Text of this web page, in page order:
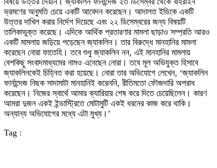
ভ্রমণের অনুমতি চেয়ে একটি আবেদন করেছেন। আদালত ইডিকে একটি
উত্তর দাখিল করার নির্দেশ দিয়েছে এবং ২২ ডিসেম্বরের জন্য বিষয়টি
তালিকাভুক্ত করেছে। এদিকে আর্থিক প্রতারণার মামলা ছাড়াও সম্প্রতি আরও
একটি মামলায় জড়িয়ে পড়েছেন জ্যাকলিন। তার বিরুদ্ধে মানহানির মামলা
করেছেন নোরা ফাতেহি। তবে শুধু জ্যাকলিন নন, এই মানহানির মামলায়
বেশকিছু সংবাদমাধ্যমের নামও এনেছেন নোরা। তবে মূল অভিযুক্ত হিসাবে
জ্যাকলিনকেই চিহ্নিত করা হয়েছে। নোরা তার অভিযোগে লেখেন, ‘জ্যাকলিন
ফার্নান্দেজ নিছক সাদামাটা মানহানিই করেননি, রীতিমতো ফৌজদারি অপরাধ
করেছেন। নিজের স্বার্থে আমার ক্যারিয়ার শেষ করে দিতে চেয়েছিলেন। কারণ
আমরা দুজন একই ইন্ডাস্ট্রিতে মোটামুটি একই ধরনের কাজ করে থাকি।
অন্যান্য অভিযোগের মধ্যে এটা মুখ্য।’
Tag :